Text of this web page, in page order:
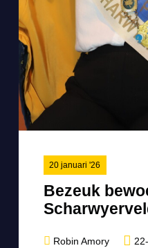
20 januari '26
Bezeuk
Robin Amory